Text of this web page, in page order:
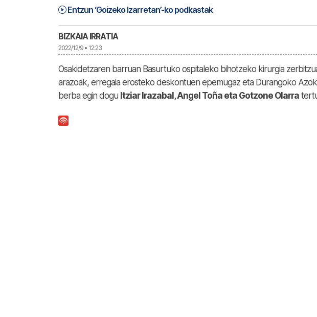
Entzun ‘Goizeko Izarretan’-ko podkastak
24:57 Angel Toña, Gotzone Olarra eta Itziar Irazabal gaur Goizeko
BIZKAIA IRRATIA
2022/12/9 • 12:23
Osakidetzaren barruan Basurtuko ospitaleko bihotzeko kirurgia
arazoak, erregaia erosteko deskontuen epemugaz eta Durangoko
berba egin dogu Itziar Irazabal, Angel Toña eta Gotzone Olarra